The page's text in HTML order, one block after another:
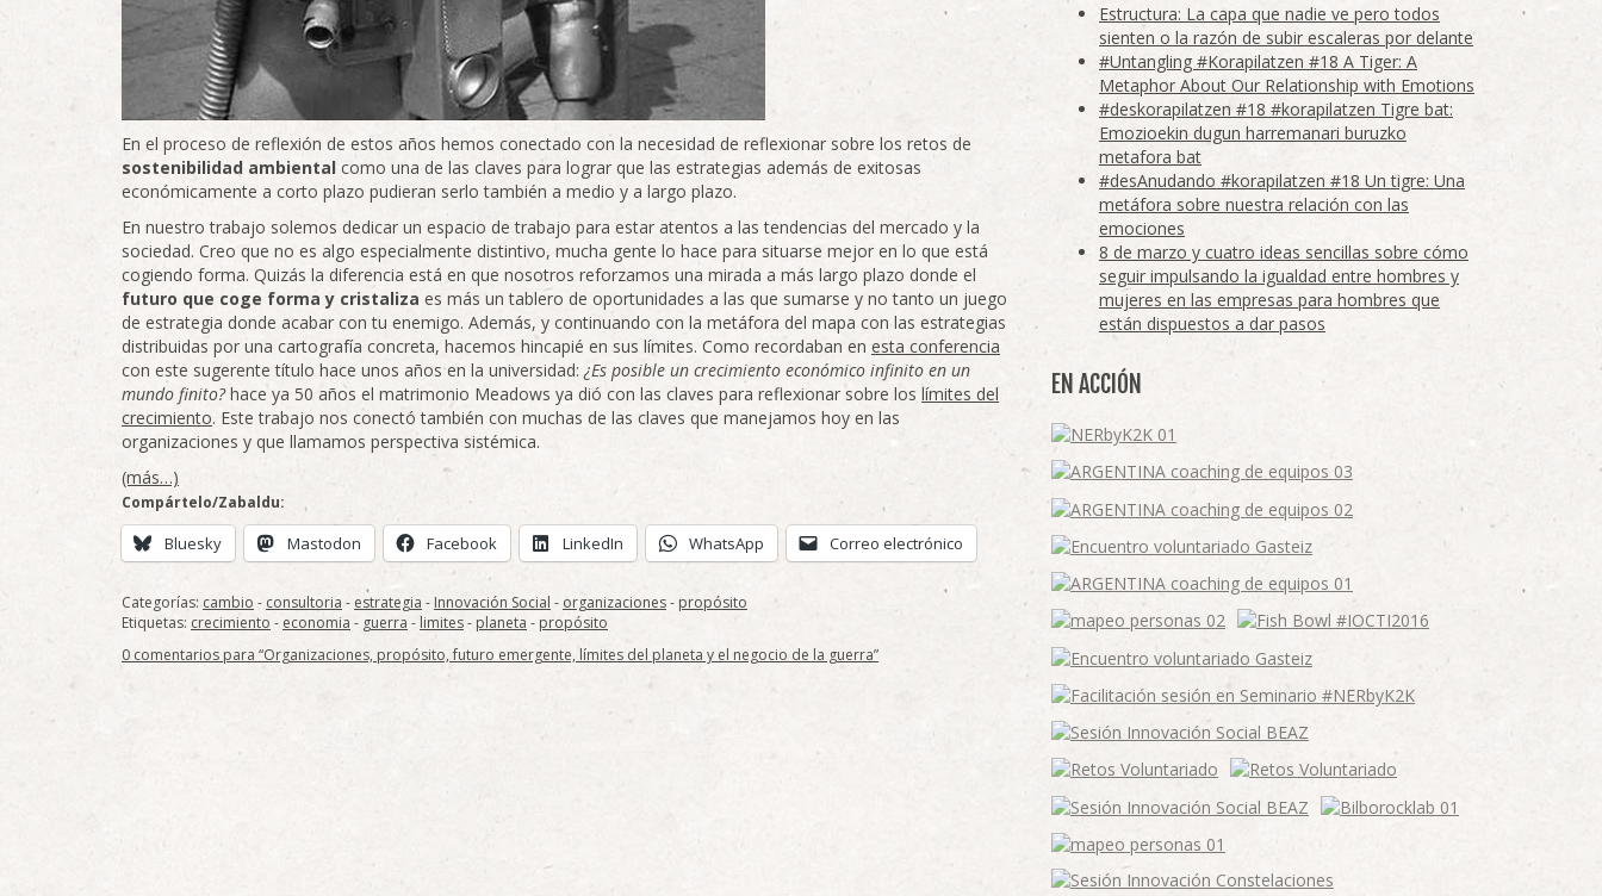
En el proceso de reflexión de estos años hemos conectado con la necesidad de reflexionar sobre los retos de
sostenibilidad ambiental como una de las claves para lograr que las estrategias además de exitosas
económicamente a corto plazo pudieran serlo también a medio y a largo plazo.
En nuestro trabajo solemos dedicar un espacio de trabajo para estar atentos a las tendencias del mercado y la
sociedad. Creo que no es algo especialmente distintivo, mucha gente lo hace para situarse mejor en lo que está
cogiendo forma. Quizás la diferencia está en que nosotros reforzamos una mirada a más largo plazo donde el
futuro que coge forma y cristaliza es más un tablero de oportunidades a las que sumarse y no tanto un juego
de estrategia donde acabar con tu enemigo. Además, y continuando con la metáfora del mapa con las estrategias
distribuidas por una cartografía concreta, hacemos hincapié en sus límites. Como recordaban en esta conferencia
con este sugerente título hace unos años en la universidad: ¿Es posible un crecimiento económico infinito en un
mundo finito?hace ya 50 años el matrimonio Meadows ya dió con las claves para reflexionar sobre los límites del
crecimiento. Este trabajo nos conectó también con muchas de las claves que manejamos hoy en las
organizaciones y que llamamos perspectiva sistémica.
(más…)
Compártelo/Zabaldu:
Bluesky Mastodon Facebook LinkedIn WhatsApp Correo electrónico
Categorías: cambio - consultoria - estrategia - Innovación Social - organizaciones- propósito
Etiquetas: crecimiento - economia - guerra - limites- planeta - propósito
0 comentarios para “Organizaciones, propósito, futuro emergente, límites del planeta y el negocio de la guerra”
Estructura: La capa que nadie ve pero todos
sienten o la razón de subir escaleras por delante
#Untangling #Korapilatzen #18 A Tiger: A
Metaphor About Our Relationship with Emotions
#deskorapilatzen #18 #korapilatzen Tigre bat:
Emozioekin dugun harremanari buruzko
metafora bat
#desAnudando #korapilatzen #18 Un tigre: Una
metáfora sobre nuestra relación con las
emociones
8 de marzo y cuatro ideas sencillas sobre cómo
seguir impulsando la igualdad entre hombres y
mujeres en las empresas para hombres que
están dispuestos a dar pasos
EN ACCIÓN